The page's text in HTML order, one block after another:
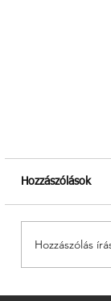
ÁSZF
Hozzászólások
Hozzászólás